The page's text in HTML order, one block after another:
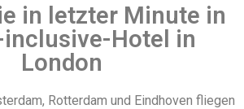
in letzter Minute in
Hotel in
London
Rotterdam und Eindhoven fliegen